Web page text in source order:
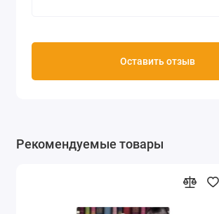
Оставить отзыв
Рекомендуемые товары